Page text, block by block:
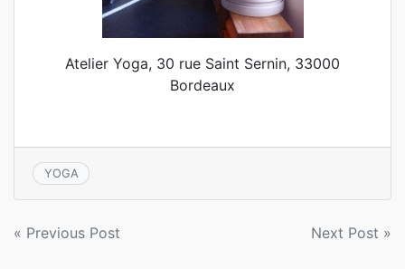
Atelier Yoga, 30 rue Saint Sernin, 33000
Bordeaux
YOGA
Navigation
« Previous Post Next Post »